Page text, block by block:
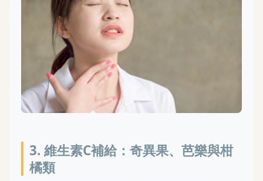
3. 維生素C補給：奇異果、芭樂與柑
橘類